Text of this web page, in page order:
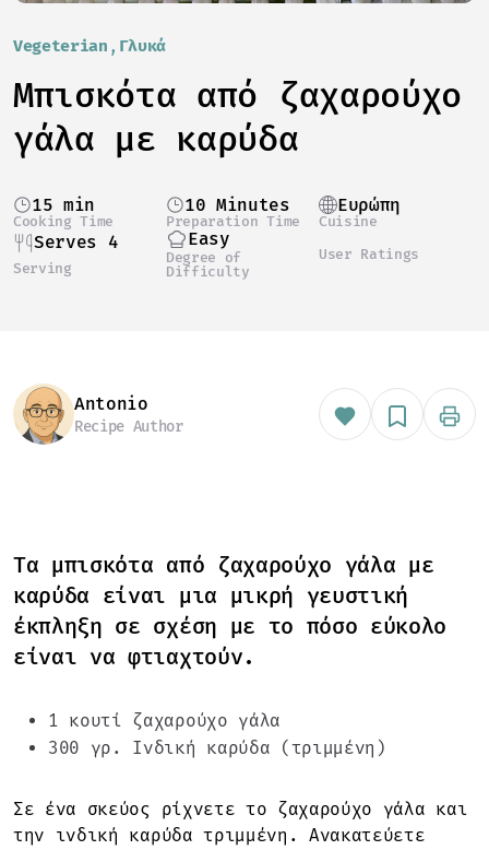
Vegeterian Γλυκά
Μπισκότα από ζαχαρούχο
γάλα με καρύδα
15 min
Cooking Time
10 Minutes
Preparation Time
Ευρώπη
Cuisine
Serves 4
Serving
Easy
Degree of
Difficulty
User Ratings
Antonio
Recipe Author
Tα μπισκότα από ζαχαρούχο γάλα με
καρύδα είναι μια μικρή γευστική
έκπληξη σε σχέση με το πόσο εύκολο
είναι να φτιαχτούν.
1 κουτί ζαχαρούχο γάλα
300 γρ. Ινδική καρύδα (τριμμένη)
Σε ένα σκεύος ρίχνετε το ζαχαρούχο γάλα και
την ινδική καρύδα τριμμένη. Ανακατεύετε